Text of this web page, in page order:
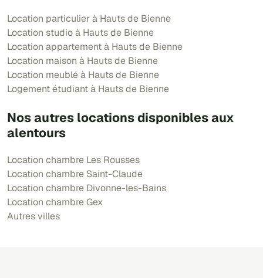
Location particulier à Hauts de Bienne
Location studio à Hauts de Bienne
Location appartement à Hauts de Bienne
Location maison à Hauts de Bienne
Location meublé à Hauts de Bienne
Logement étudiant à Hauts de Bienne
Nos autres locations disponibles aux
alentours
Location chambre Les Rousses
Location chambre Saint-Claude
Location chambre Divonne-les-Bains
Location chambre Gex
Autres villes